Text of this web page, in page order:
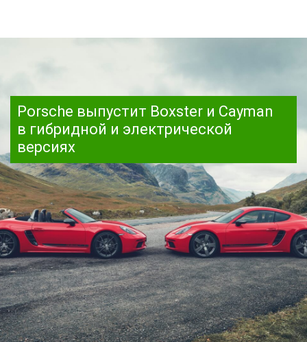
Porsche выпустит Boxster и Cayman
в гибридной и электрической
версиях